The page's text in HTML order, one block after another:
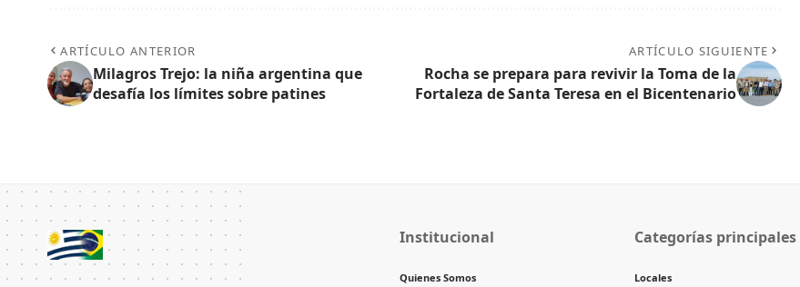
ARTÍCULO ANTERIOR
Milagros Trejo: la niña argentina que
desafía los límites sobre patines
ARTÍCULO SIGUIENTE
Rocha se prepara para revivir la Toma de la
Fortaleza de Santa Teresa en el Bicentenario
Institucional
Quienes Somos
Categorías principales
Locales